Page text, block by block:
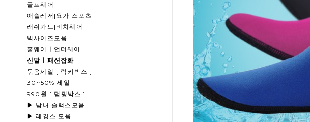
골프웨어
애슬레저|요가|스포츠
래쉬가드|비치웨어
빅사이즈모음
홈웨어ㅣ언더웨어
신발ㅣ패션잡화
묶음세일 [ 럭키박스 ]
30~50% 세일
990원 [ 덤핑박스 ]
▶ 남녀 슬랙스모음
▶ 레깅스 모음